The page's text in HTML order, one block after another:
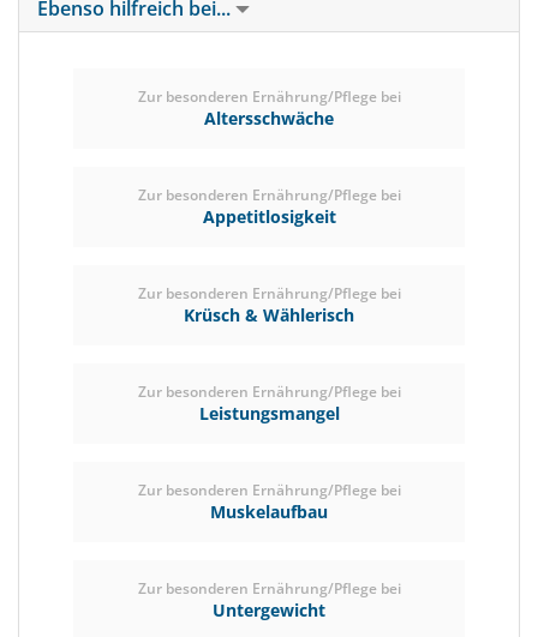
Ebenso hilfreich bei...
Zur besonderen Ernährung/Pflege bei
Altersschwäche
Zur besonderen Ernährung/Pflege bei
Appetitlosigkeit
Zur besonderen Ernährung/Pflege bei
Krüsch & Wählerisch
Zur besonderen Ernährung/Pflege bei
Leistungsmangel
Zur besonderen Ernährung/Pflege bei
Muskelaufbau
Zur besonderen Ernährung/Pflege bei
Untergewicht